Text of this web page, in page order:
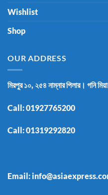
Wishlist
Shop
OUR ADDRESS
মিরপুর ১০, ২৫৪ নাম্নার পিলার। গনি
Call:01927765200
Call:01319292820
Email: